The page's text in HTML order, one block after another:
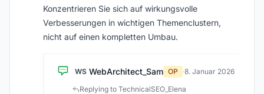
Konzentrieren Sie sich auf wirkungsvolle
Verbesserungen in wichtigen Themenclustern,
nicht auf einen kompletten Umbau.
WS WebArchitect_Sam OP ·8. Januar 2026
Replying to TechnicalSEO_Elena